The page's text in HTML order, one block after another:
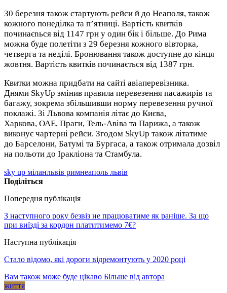
30 березня також стартують рейси й до Неаполя, також
кожного понеділка та п’ятниці. Вартість квитків
починаєnься від 1147 грн у один бік і більше. До Рима
можна буде полетіти з 29 березня кожного вівторка,
четверга та неділі. Бронювання також доступне до кінця
жовтня. Вартість квитків починається від 1387 грн.
Квитки можна придбати на сайті авіаперевізника.
Днями SkyUp змінив правила перевезення пасажирів та
багажу, зокрема збільшивши норму перевезення ручної
поклажі. Зі Львова компанія літає до Києва,
Харкова, ОАЕ, Праги, Тель-Авіва та Парижа, а також
виконує чартерні рейси. Згодом SkyUp також літатиме
до Барселони, Батумі та Бургаса, а також отримала дозвіл
на польоти до Іракліона та Стамбула.
sky up міланльвів римнеаполь львів
Поділіться
Попередня публікація
З наступного року безвіз не працюватиме як раніше. За що
при виїзді за кордон платитимемо 7€?
Наступна публікація
Стало відомо, які дороги відремонтують у 2020 році
Вам також може буде цікаво Більше від автора
життя